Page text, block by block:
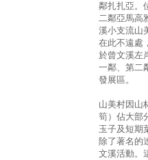
鄰扎扎亞。
二鄰亞馬高
溪小支流山
在此不遠處
於曾文溪左
一鄰、第二
發展區。
山美村因山
筍）佔大部
玉子及短期
除了著名的
文溪活動。